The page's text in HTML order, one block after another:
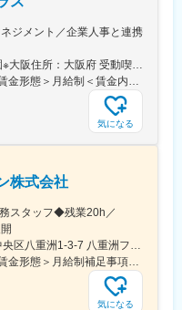
数営業所を統括するブロック
だけでなく、マネジメントへ
ジメント／企業人事と連携
＜勤務地詳細＞わーくはぴねす農園※大阪住所：大阪府 受動喫煙対策：敷地内全面禁煙変更の範囲：会社の定める事業所
＜予定年収＞400万円～600万円＜賃金形態＞月給制＜賃金内訳＞月額（基本給）：280,000円～420,000円＜月給＞280,000円～420,000円＜昇給有無＞有＜残業手当＞有＜給与補足＞※予定年収はあくまでも目安の金額であり、選考を通じて上下する可能性があります。■昇給：年2回（8月・2月）■賞与：年2回（7月・12月）賃金はあくまでも目安の金額であり、選考を通じて上下する可能性があります。月給(月額)は固定手当を含めた表記です。
気になる
株式会社
スタッフ◆残業20h／
＜勤務地詳細＞本社住所：東京都中央区八重洲1-3-7 八重洲ファーストフィナンシャルビル13F受動喫煙対策：屋内全面禁煙変更の範囲：会社の定める事業所
＜予定年収＞400万円～500万円＜賃金形態＞月給制補足事項なし＜賃金内訳＞月額（基本給）：235,000円～284,000円固定残業手当/月：45,000円～66,000円（固定残業時間25時間0分/月）超過した時間外労働の残業手当は追加支給＜月給＞280,000円～350,000円（一律手当を含む）＜昇給有無＞有＜残業手当＞有＜給与補足＞※給与詳細は、ご経験やスキルを考慮のうえ決定します。■昇給：年1回 査定により決定■賞与：年2回（7 月・12 月） 都度査定により決定 算定対象期間に準ずる賃金はあくまでも目安の金額であり、選考を通じて上下する可能性があります。月給(月額)は固定手当を含めた表記です。
気になる